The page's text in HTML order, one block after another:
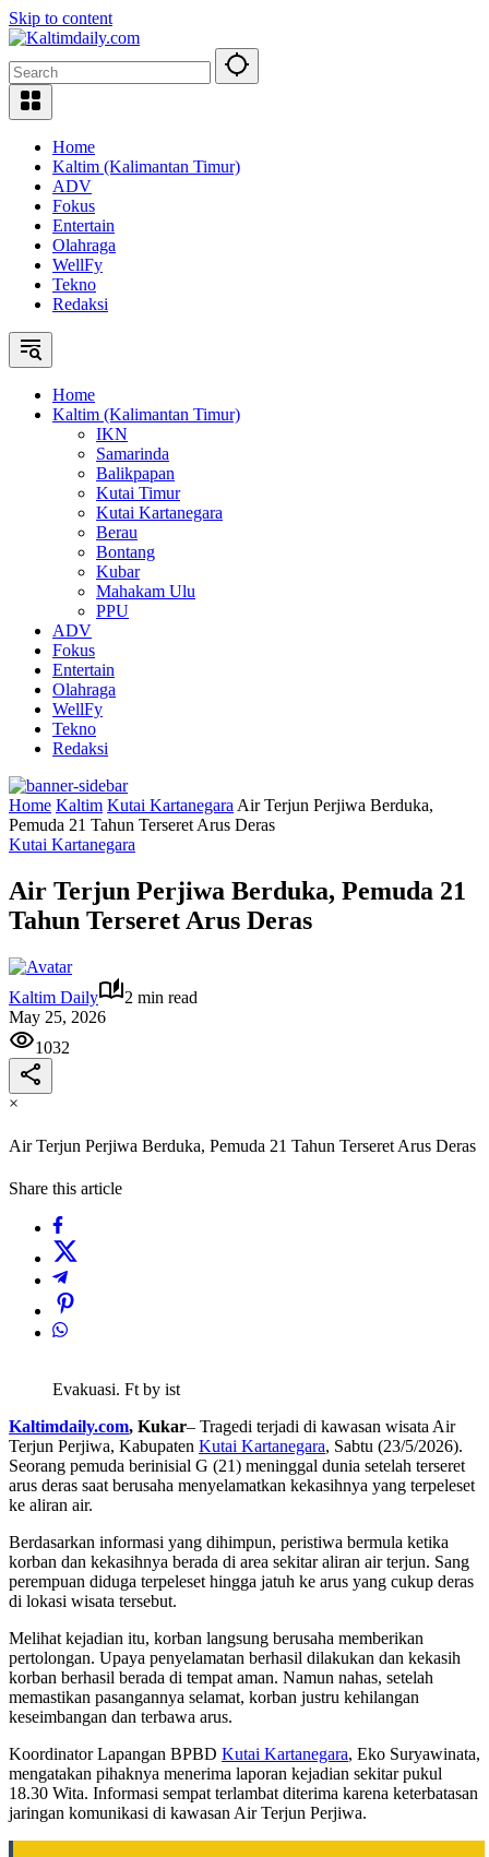
Skip to content
Home
Kaltim (Kalimantan Timur)
ADV
Fokus
Entertain
Olahraga
WellFy
Tekno
Redaksi
Home
Kaltim (Kalimantan Timur)
IKN
Samarinda
Balikpapan
Kutai Timur
Kutai Kartanegara
Berau
Bontang
Kubar
Mahakam Ulu
PPU
ADV
Fokus
Entertain
Olahraga
WellFy
Tekno
Redaksi
Home Kaltim Kutai Kartanegara Air Terjun Perjiwa Berduka,
Pemuda 21 Tahun Terseret Arus Deras
Kutai Kartanegara
Air Terjun Perjiwa Berduka, Pemuda 21
Tahun Terseret Arus Deras
Kaltim Daily
2 min read
May 25, 2026
1032
×
Air Terjun Perjiwa Berduka, Pemuda 21 Tahun Terseret Arus Deras
Share this article
Evakuasi. Ft by ist
Kaltimdaily.com, Kukar– Tragedi terjadi di kawasan wisata Air
Terjun Perjiwa, Kabupaten Kutai Kartanegara, Sabtu (23/5/2026).
Seorang pemuda berinisial G (21) meninggal dunia setelah terseret
arus deras saat berusaha menyelamatkan kekasihnya yang terpeleset
ke aliran air.
Berdasarkan informasi yang dihimpun, peristiwa bermula ketika
korban dan kekasihnya berada di area sekitar aliran air terjun. Sang
perempuan diduga terpeleset hingga jatuh ke arus yang cukup deras
di lokasi wisata tersebut.
Melihat kejadian itu, korban langsung berusaha memberikan
pertolongan. Upaya penyelamatan berhasil dilakukan dan kekasih
korban berhasil berada di tempat aman. Namun nahas, setelah
memastikan pasangannya selamat, korban justru kehilangan
keseimbangan dan terbawa arus.
Koordinator Lapangan BPBD Kutai Kartanegara, Eko Suryawinata,
mengatakan pihaknya menerima laporan kejadian sekitar pukul
18.30 Wita. Informasi sempat terlambat diterima karena keterbatasan
jaringan komunikasi di kawasan Air Terjun Perjiwa.